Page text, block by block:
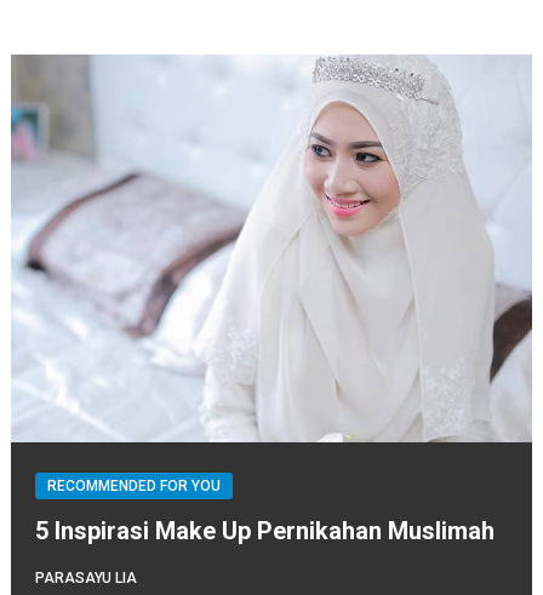
RECOMMENDED FOR YOU
5 Inspirasi Make Up Pernikahan Muslimah
PARASAYU LIA